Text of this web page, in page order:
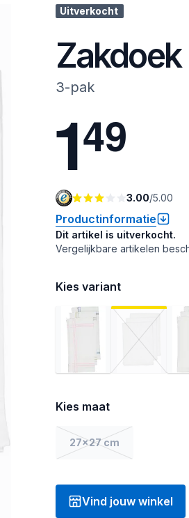
Uitverkocht
3-pak
149
3.00/5.00
Productinformatie
Dit artikel is uitverkocht.
Vergelijkbare artikelen
Kies variant
Kies maat
27x27 cm
Vind jouw winkel